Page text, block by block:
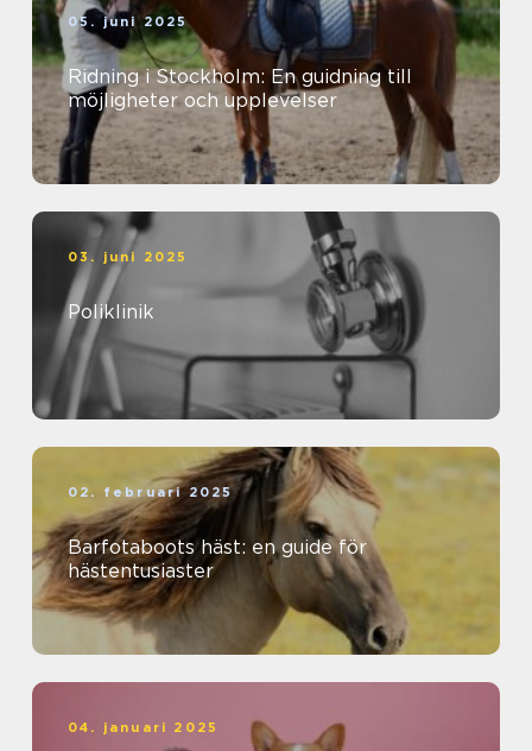
05. juni 2025
Ridning i Stockholm: En guidning till
möjligheter och upplevelser
03. juni 2025
Poliklinik
02. februari 2025
Barfotaboots häst: en guide för
hästentusiaster
04. januari 2025